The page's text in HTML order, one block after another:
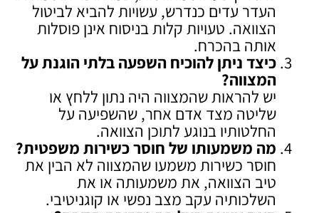
העדר עדים כנדרש, עשויות להביא לביטול
הצוואה. טעויות קלות בניסוח אינן פוסלות
אותה בהכרח.
כיצד ניתן להוכיח השפעה בלתי הוגנת על
המצווה?
יש להראות שהמצווה היה נתון ללחץ או
שליטה מצד אדם אחר, שהשפיעה על
החלטותיו בנוגע לתוכן הצוואה.
מה משמעותו של חוסר כשירות משפטית?
חוסר כשירות משמעו שהמצווה לא הבין את
טיב הצוואה, את משמעותה או את
השלכותיה עקב מצב נפשי או קוגניטיבי.